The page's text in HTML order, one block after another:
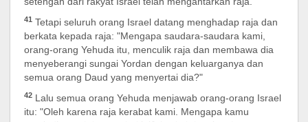
41 Tetapi seluruh orang Israel datang menghadap raja dan
berkata kepada raja: "Mengapa saudara-saudara kami,
orang-orang Yehuda itu, menculik raja dan membawa dia
menyeberangi sungai Yordan dengan keluarganya dan
semua orang Daud yang menyertai dia?"
42 Lalu semua orang Yehuda menjawab orang-orang Israel
itu: "Oleh karena raja kerabat kami. Mengapa kamu